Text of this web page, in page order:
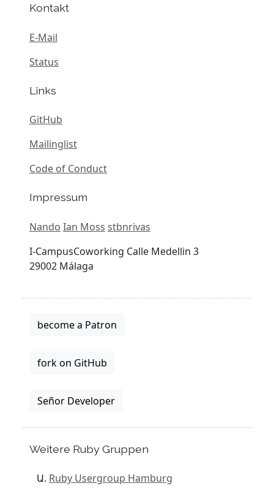
Kontakt
E-Mail
Status
Links
GitHub
Mailinglist
Code of Conduct
Impressum
Nando Ian Moss stbnrivas
I-CampusCoworking Calle Medellin 3
29002 Málaga
become a Patron
fork on GitHub
Señor Developer
Weitere Ruby Gruppen
Ruby Usergroup Hamburg